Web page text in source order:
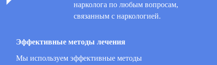
нарколога по любым вопросам,
связанным с наркологией.
Эффективные методы лечения
Мы используем эффективные методы